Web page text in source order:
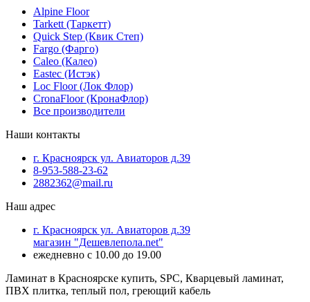
Alpine Floor
Tarkett (Таркетт)
Quick Step (Квик Степ)
Fargo (Фарго)
Caleo (Калео)
Eastec (Истэк)
Loc Floor (Лок Флор)
CronaFloor (КронаФлор)
Все производители
Наши контакты
г. Красноярск ул. Авиаторов д.39
8-953-588-23-62
2882362@mail.ru
Наш адрес
г. Красноярск ул. Авиаторов д.39
магазин "Дешевлепола.net"
ежедневно с 10.00 до 19.00
Ламинат в Красноярске купить, SPC, Кварцевый ламинат,
ПВХ плитка, теплый пол, греющий кабель